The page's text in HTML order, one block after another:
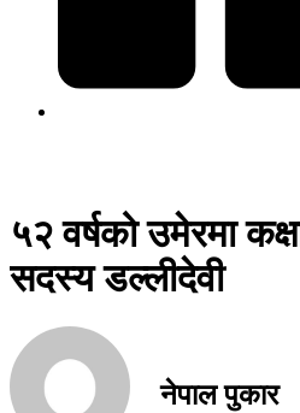
५२ वर्षको उमेरमा
सदस्य डल्लीदेवी
नेपाल पुकार